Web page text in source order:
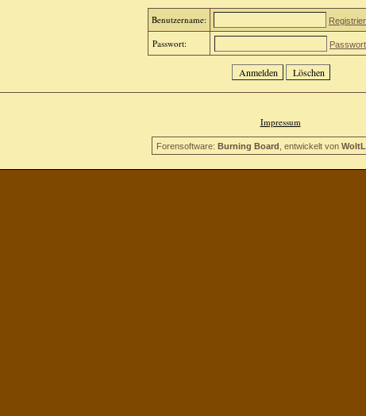
Benutzername:
Passwort:
Impressum
Forensoftware: Burning Board , entwickelt von